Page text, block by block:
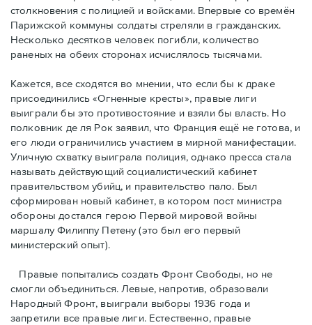
столкновения с полицией и войсками. Впервые со времён
Парижской коммуны солдаты стреляли в гражданских.
Несколько десятков человек погибли, количество
раненых на обеих сторонах исчислялось тысячами.
Кажется, все сходятся во мнении, что если бы к драке
присоединились «Огненные кресты», правые лиги
выиграли бы это противостояние и взяли бы власть. Но
полковник де ля Рок заявил, что Франция ещё не готова, и
его люди ограничились участием в мирной манифестации.
Уличную схватку выиграла полиция, однако пресса стала
называть действующий социалистический кабинет
правительством убийц, и правительство пало. Был
сформирован новый кабинет, в котором пост министра
обороны достался герою Первой мировой войны
маршалу Филиппу Петену (это был его первый
министерский опыт).
Правые пoпытались создать Фронт Свободы, но не
смогли объединиться. Левые, напротив, образовали
Народный Фронт, выиграли выборы 1936 года и
запретили все правые лиги. Естественно, правые